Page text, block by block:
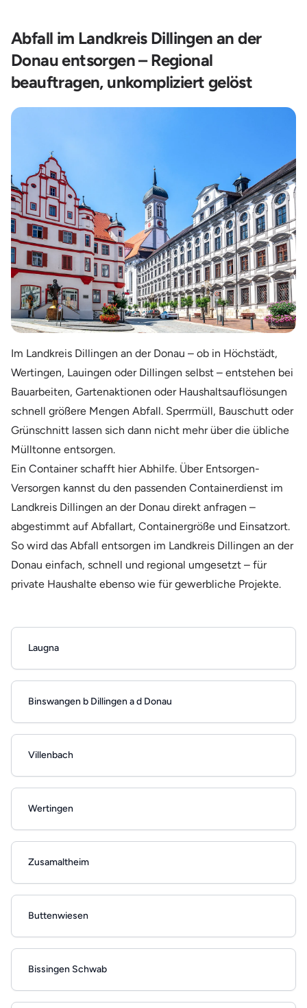
Abfall im Landkreis Dillingen an der
Donau entsorgen – Regional
beauftragen, unkompliziert gelöst
Im Landkreis Dillingen an der Donau – ob in Höchstädt,
Wertingen, Lauingen oder Dillingen selbst – entstehen bei
Bauarbeiten, Gartenaktionen oder Haushaltsauflösungen
schnell größere Mengen Abfall. Sperrmüll, Bauschutt oder
Grünschnitt lassen sich dann nicht mehr über die übliche
Mülltonne entsorgen.
Ein Container schafft hier Abhilfe. Über Entsorgen-
Versorgen kannst du den passenden Containerdienst im
Landkreis Dillingen an der Donau direkt anfragen –
abgestimmt auf Abfallart, Containergröße und Einsatzort.
So wird das Abfall entsorgen im Landkreis Dillingen an der
Donau einfach, schnell und regional umgesetzt – für
private Haushalte ebenso wie für gewerbliche Projekte.
Laugna
Binswangen b Dillingen a d Donau
Villenbach
Wertingen
Zusamaltheim
Buttenwiesen
Bissingen Schwab